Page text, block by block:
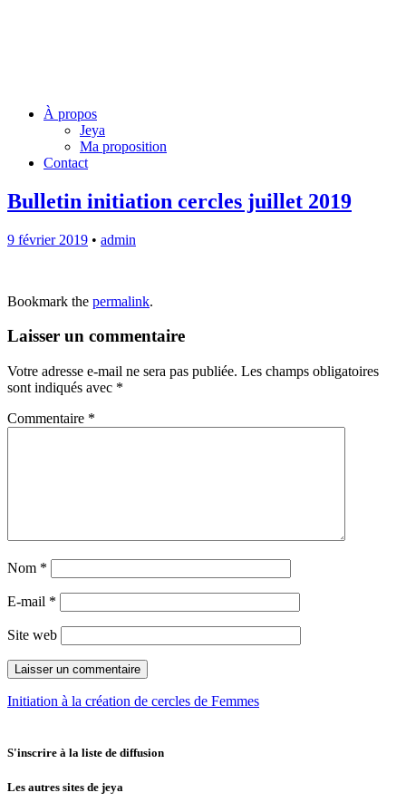
Menu
Skip
À propos
Jeya
Ma proposition
Contact
Bulletin initiation cercles juillet 2019
9 février 2019 • admin
Bookmark the permalink.
Laisser un commentaire
Votre adresse e-mail ne sera pas publiée. Les champs obligatoires
sont indiqués avec *
Commentaire *
Nom *
E-mail *
Site web
Post
Initiation à la création de cercles de Femmes
S'inscrire à la liste de diffusion
Les autres sites de jeya